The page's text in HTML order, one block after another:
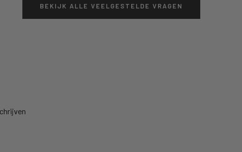
BEKIJK ALLE VEELGESTELDE VRAGEN